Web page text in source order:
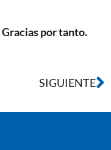
por tanto.
SIGUIENTE